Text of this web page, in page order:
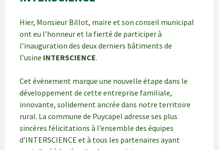
Hier, Monsieur Billot, maire et son conseil municipal
ont eu l’honneur et la fierté de participer à
l’inauguration des deux derniers bâtiments de
l’usine INTERSCIENCE.
Cet événement marque une nouvelle étape dans le
développement de cette entreprise familiale,
innovante, solidement ancrée dans notre territoire
rural. La commune de Puycapel adresse ses plus
sincères félicitations à l’ensemble des équipes
d’INTERSCIENCE et à tous les partenaires ayant